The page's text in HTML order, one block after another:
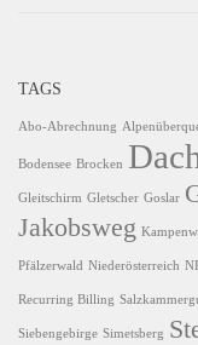
TAGS
Abo-Abrechnung
Bodensee Brocken
Gleitschirm Gletscher Goslar
Jakobsweg
Pfälzerwald Niederösterreich
Recurring Billing
Siebengebirge Simetsberg